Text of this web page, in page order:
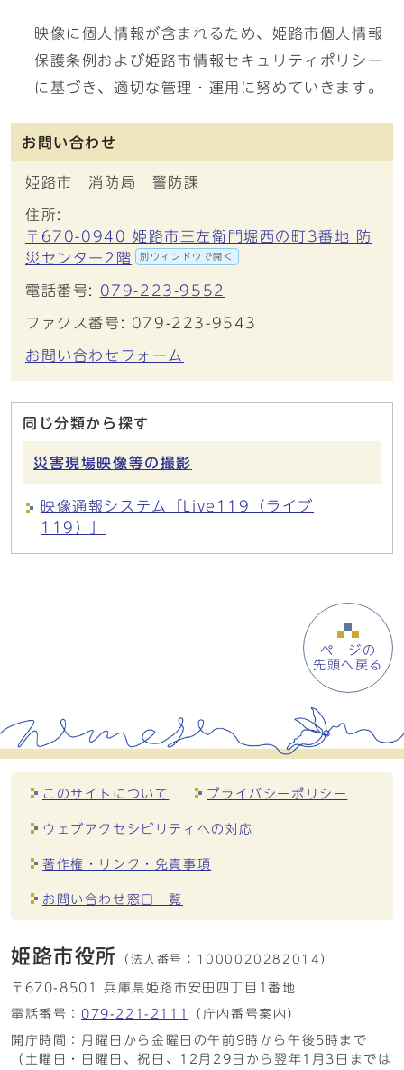
映像に個人情報が含まれるため、姫路市個人情報
保護条例および姫路市情報セキュリティポリシー
に基づき、適切な管理・運用に努めていきます。
お問い合わせ
姫路市 消防局 警防課
住所:
〒670-0940 姫路市三左衛門堀西の町3番地 防
災センター2階
別ウィンドウで開く
電話番号: 079-223-9552
ファクス番号: 079-223-9543
お問い合わせフォーム
同じ分類から探す
災害現場映像等の撮影
映像通報システム「Live119（ライブ
119）」
ページの
先頭へ戻る
このサイトについて プライバシーポリシー
ウェブアクセシビリティへの対応
著作権・リンク・免責事項
お問い合わせ窓口一覧
姫路市役所 （法人番号： 1000020282014）
〒670-8501 兵庫県姫路市安田四丁目1番地
電話番号： 079-221-2111
（庁内番号案内）
開庁時間：月曜日から金曜日の午前9時から午後5時まで
（土曜日・日曜日、祝日、12月29日から翌年1月3日までは